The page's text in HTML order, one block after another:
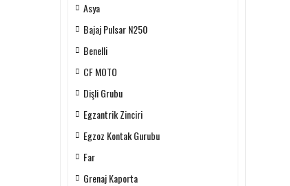
Asya
Bajaj Pulsar N250
Benelli
CF MOTO
Dişli Grubu
Egzantrik Zinciri
Egzoz Kontak Gurubu
Far
Grenaj Kaporta